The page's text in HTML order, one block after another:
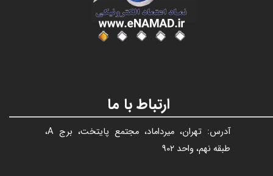
عنوان با فونت تیتر
آدرس: تهران، میرداماد، مجتمع پایتخت، برج A،
طبقه نهم، واحد 902
ارتباط با ما